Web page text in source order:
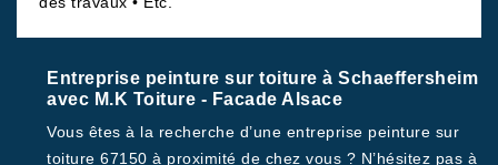
Entreprise peinture sur toiture à Schaeffersheim
avec M.K Toiture - Facade Alsace
Vous êtes à la recherche d’une entreprise peinture sur
toiture 67150 à proximité de chez vous ? N’hésitez pas à